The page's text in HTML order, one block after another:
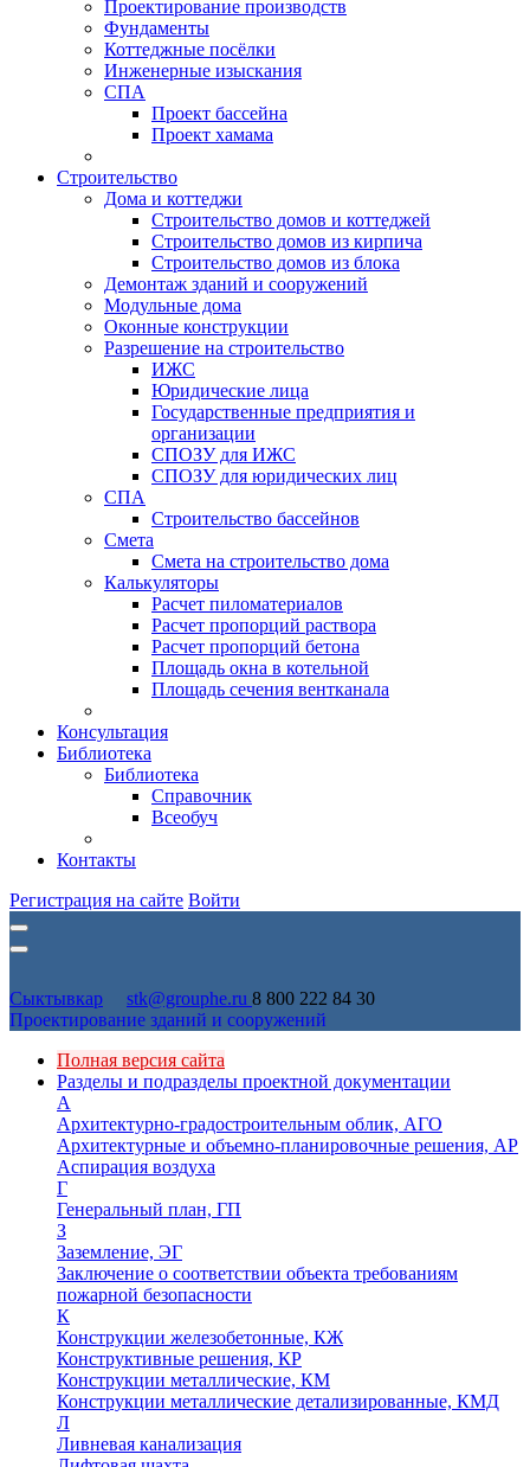
Проектирование производств
Фундаменты
Коттеджные посёлки
Инженерные изыскания
СПА
Проект бассейна
Проект хамама
Строительство
Дома и коттеджи
Строительство домов и коттеджей
Строительство домов из кирпича
Строительство домов из блока
Демонтаж зданий и сооружений
Модульные дома
Оконные конструкции
Разрешение на строительство
ИЖС
Юридические лица
Государственные предприятия и
организации
СПОЗУ для ИЖС
СПОЗУ для юридических лиц
СПА
Строительство бассейнов
Смета
Смета на строительство дома
Калькуляторы
Расчет пиломатериалов
Расчет пропорций раствора
Расчет пропорций бетона
Площадь окна в котельной
Площадь сечения вентканала
Консультация
Библиотека
Библиотека
Справочник
Всеобуч
Контакты
Регистрация на сайте Войти
Сыктывкар stk@grouphe.ru 8 800 222 84 30
Проектирование зданий и сооружений
Полная версия сайта
Разделы и подразделы проектной документации
А
Архитектурно-градостроительным облик, АГО
Архитектурные и объемно-планировочные решения, АР
Аспирация воздуха
Г
Генеральный план, ГП
З
Заземление, ЭГ
Заключение о соответствии объекта требованиям
пожарной безопасности
К
Конструкции железобетонные, КЖ
Конструктивные решения, КР
Конструкции металлические, КМ
Конструкции металлические детализированные, КМД
Л
Ливневая канализация